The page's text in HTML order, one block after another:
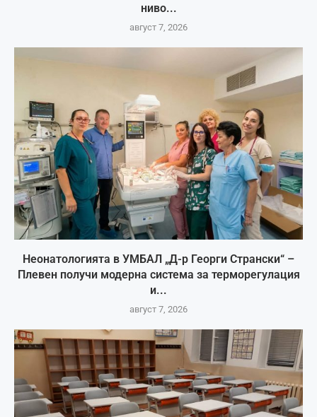
ниво...
август 7, 2026
Неонатологията в УМБАЛ „Д-р Георги Странски“ –
Плевен получи модерна система за терморегулация
и...
август 7, 2026